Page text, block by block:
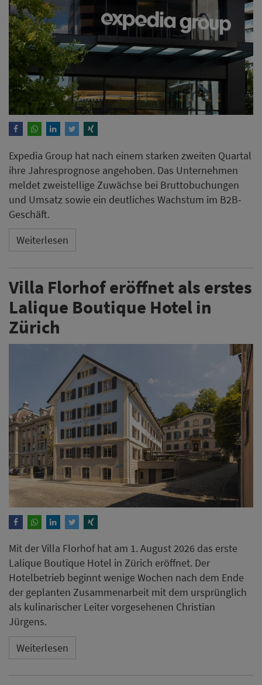
Expedia Group hat nach einem starken zweiten Quartal
ihre Jahresprognose angehoben. Das Unternehmen
meldet zweistellige Zuwächse bei Bruttobuchungen
und Umsatz sowie ein deutliches Wachstum im B2B-
Geschäft.
Weiterlesen
Villa Florhof eröffnet als erstes
Lalique Boutique Hotel in
Zürich
Mit der Villa Florhof hat am 1. August 2026 das erste
Lalique Boutique Hotel in Zürich eröffnet. Der
Hotelbetrieb beginnt wenige Wochen nach dem Ende
der geplanten Zusammenarbeit mit dem ursprünglich
als kulinarischer Leiter vorgesehenen Christian
Jürgens.
Weiterlesen